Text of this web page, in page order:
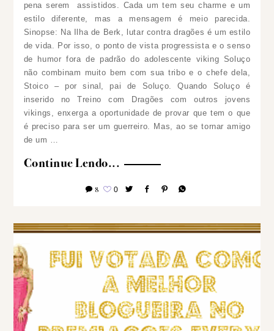
pena serem assistidos. Cada um tem seu charme e um
estilo diferente, mas a mensagem é meio parecida.
Sinopse: Na Ilha de Berk, lutar contra dragões é um estilo
de vida. Por isso, o ponto de vista progressista e o senso
de humor fora de padrão do adolescente viking Soluço
não combinam muito bem com sua tribo e o chefe dela,
Stoico – por sinal, pai de Soluço. Quando Soluço é
inserido no Treino com Dragões com outros jovens
vikings, enxerga a oportunidade de provar que tem o que
é preciso para ser um guerreiro. Mas, ao se tornar amigo
de um …
Continue Lendo...
8 0